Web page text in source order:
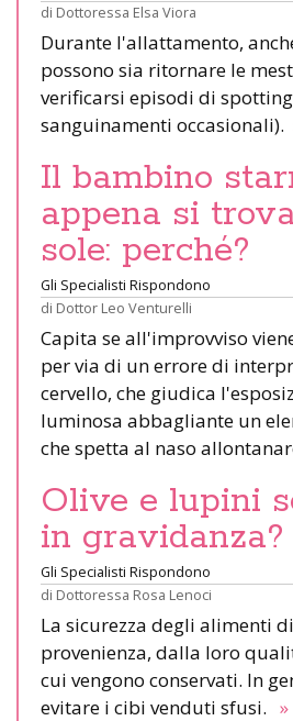
di Dottoressa Elsa Viora
Durante l'allattamento,
possono sia ritornare le
verificarsi episodi di
sanguinamenti occasionali).
Il bambino
appena si
sole: perché?
Gli Specialisti Rispondono
di Dottor Leo Venturelli
Capita se all'improvviso
per via di un errore di
cervello, che giudica
luminosa abbagliante un
che spetta al naso
Olive e lupini
in gravidanza?
Gli Specialisti Rispondono
di Dottoressa Rosa Lenoci
La sicurezza degli alimenti
provenienza, dalla loro
cui vengono conservati. In
evitare i cibi venduti sfusi. »